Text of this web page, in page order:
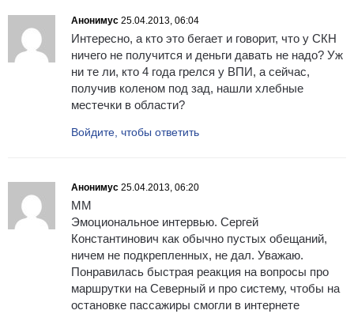
Анонимус 25.04.2013, 06:04
Интересно, а кто это бегает и говорит, что у СКН
ничего не получится и деньги давать не надо? Уж
ни те ли, кто 4 года грелся у ВПИ, а сейчас,
получив коленом под зад, нашли хлебные
местечки в области?
Войдите, чтобы ответить
Анонимус 25.04.2013, 06:20
ММ
Эмоциональное интервью. Сергей
Константинович как обычно пустых обещаний,
ничем не подкрепленных, не дал. Уважаю.
Понравилась быстрая реакция на вопросы про
маршрутки на Северный и про систему, чтобы на
остановке пассажиры смогли в интернете